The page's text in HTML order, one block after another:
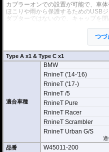
カプラーオンでの設置が可能で、車
ほこりや雨から保護するためのUSB
ダプターではないので、キャップを
短絡、加熱、過電流に対し保護機能
で、取り付けによってエラーメッセ
・タイプA/Cスロット共に下記規格
Qualcomm Quick Charge QC4+/
Samsung AFC
Huawei FCP and SCP
MediaTek PE2.0/PE1.1
Spreadtrum SFCP
・タイプCスロットのみ 上記に加えて
・タイプA : 4.5V⎓5A / 5V⎓4.5A /
・タイプC : 5V⎓3A / 9V⎓3A / 12V⎓3A
・A+C(同時使用) : 5V⎓4.8A (24W max.)
つづ
Type A x1 & Type C x1
適合車種
BMW
RnineT ('14-'16)
RnineT ('17-)
RnineT /5
RnineT Pure
RnineT Racer
RnineT Scrambler
RnineT Urban G/S
品番 W45011-200